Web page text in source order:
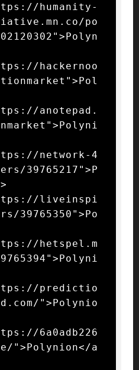
humanity-
po
hackernoo
anotepad.
network-4
39765217">P
liveinspi
39765350">Po
hetspel.m
predictio
">Polynio
6a0adb226
">Polynion</a